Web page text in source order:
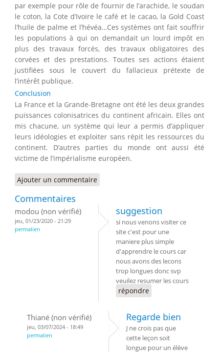
par exemple pour rôle de fournir de l’arachide, le soudan
le coton, la Cote d’Ivoire le café et le cacao, la Gold Coast
l’huile de palme et l’hévéa…Ces systèmes ont fait souffrir
les populations à qui on demandait un lourd impôt en
plus des travaux forcés, des travaux obligatoires des
corvées et des prestations. Toutes ses actions étaient
justifiées sous le couvert du fallacieux prétexte de
l’intérêt publique.
Conclusion
La France et la Grande-Bretagne ont été les deux grandes
puissances colonisatrices du continent africain. Elles ont
mis chacune, un système qui leur a permis d’appliquer
leurs idéologies et exploiter sans répit les ressources du
continent. D’autres parties du monde ont aussi été
victime de l’impérialisme européen.
Ajouter un commentaire
Commentaires
modou (non vérifié)
jeu, 01/23/2020 - 21:29
permalien
suggestion
si nous venons visiter ce
site c'est pour une
maniere plus simple
d'apprendre le cours car
nous avons des lecons
trop longues donc svp
veuilez resumer les cours
répondre
Thiané (non vérifié)
jeu, 03/07/2024 - 18:49
permalien
Regarde bien
J ne crois pas que
cette leçon soit
longue pour un élève